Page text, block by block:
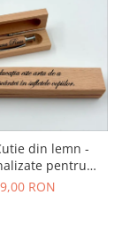
din lemn -
pentru
si Profesoare
RON